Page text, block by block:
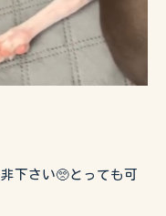
下さい🥺とっても可